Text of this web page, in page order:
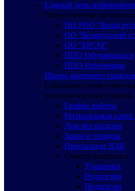
Единый день
Общественные
ПО РОО “Белая
ОО “Белорусский
ОО “БРСМ”
ППО Обучающихся
ППО Работников
Школа активного
Социально-
психологическая помощь
График работы
Региональная
Дом без насилия
Закон и порядок
Пропаганда ЗОЖ
Советы психолога
Учащимся
Родителям
Педагогам